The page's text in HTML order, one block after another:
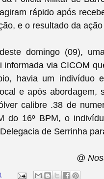
rápido após
e o resultado da
domingo (09),
informada via CICOM
havia um indivíduo
e após abordagem,
calibre .38 de
do 16º BPM, o
de Serrinha
@